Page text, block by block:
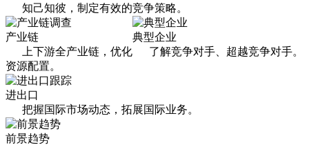
知己知彼，制定有效的竞争策略。
典型企业
了解竞争对手、超越竞争对手。
产业链
上下游全产业链，优化
资源配置。
进出口
把握国际市场动态，拓展国际业务。
前景趋势